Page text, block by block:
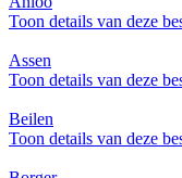
Toon details van deze
Assen
Toon details van deze
Beilen
Toon details van deze